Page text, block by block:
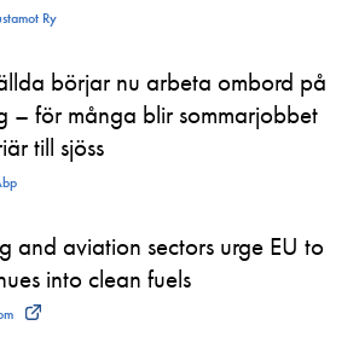
Ry
börjar nu arbeta ombord på
– för många blir sommarjobbet
till sjöss
and aviation sectors urge EU to
into clean fuels